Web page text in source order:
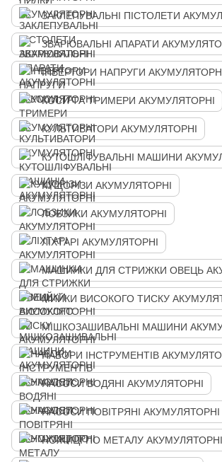
ЗАКЛЕПУВАЛЬНІ ПІСТОЛЕТИ
ЗВАРЮВАЛЬНІ АПАРАТИ
ІНВЕРТОРИ НАПРУГИ
КОСИ ТА ТРИМЕРИ АКУМУЛЯТОРНІ
КУЛЬТИВАТОРИ АКУМУЛЯТОРНІ
КУТОШЛІФУВАЛЬНІ МАШИНИ
КУЩОРІЗИ АКУМУЛЯТОРНІ
ЛОБЗИКИ АКУМУЛЯТОРНІ
ЛІХТАРІ АКУМУЛЯТОРНІ
МАШИНКИ ДЛЯ СТРИЖКИ ОВЕЦЬ
МИЙКИ ВИСОКОГО ТИСКУ
МІШКОЗАШИВАЛЬНІ МАШИНИ
НАБОРИ ІНСТРУМЕНТІВ
НАСОСИ ВОДЯНІ АКУМУЛЯТОРНІ
НАСОСИ ПОВІТРЯНІ АКУМУЛЯТОРНІ
НОЖИЦІ ПО МЕТАЛУ АКУМУЛЯТОРНІ